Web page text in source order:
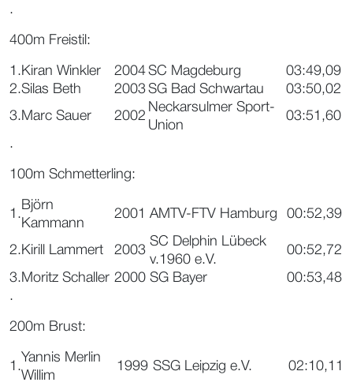
.
400m Freistil:
1.Kiran Winkler 2004SC Magdeburg
03:49,09
2.Silas Beth 2003SG Bad Schwartau 03:50,02
3.Marc Sauer 2002
Neckarsulmer Sport-
Union
03:51,60
.
100m Schmetterling:
1.
Björn
Kammann
2001 AMTV-FTV Hamburg 00:52,39
2.Kirill Lammert 2003
SC Delphin Lübeck
v.1960 e.V.
00:52,72
3.Moritz Schaller 2000 SG Bayer
00:53,48
.
200m Brust:
1.
Yannis Merlin
Willim
1999 SSG Leipzig e.V. 02:10,11